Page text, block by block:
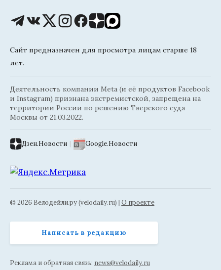
Сайт предназначен для просмотра лицам старше 18
лет.
Деятельность компании Meta (и её продуктов Facebook
и Instagram) признана экстремистской, запрещена на
территории России по решению Тверского суда
Москвы от 21.03.2022.
Дзен.Новости | Google.Новости
© 2026 Велодейли.ру (velodaily.ru) | О проекте
Написать в редакцию
Реклама и обратная связь: news@velodaily.ru